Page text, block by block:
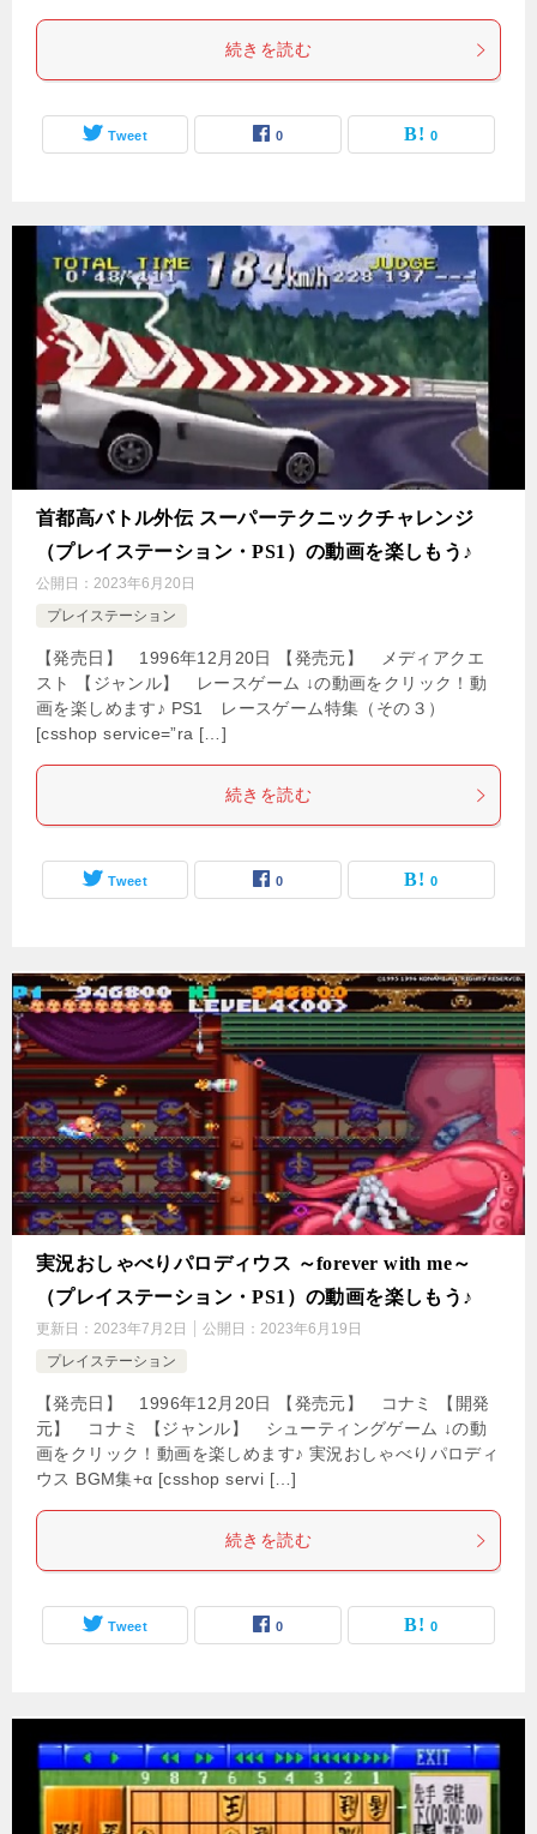
続きを読む
Tweet 0 0
首都高バトル外伝 スーパーテクニックチャレンジ
（プレイステーション・PS1）の動画を楽しもう♪
公開日： 2023年6月20日
プレイステーション
【発売日】 1996年12月20日 【発売元】 メディアクエ
スト 【ジャンル】 レースゲーム ↓の動画をクリック！動
画を楽しめます♪ PS1 レースゲーム特集（その３）
[csshop service=”ra […]
続きを読む
Tweet 0 0
実況おしゃべりパロディウス ～forever with me～
（プレイステーション・PS1）の動画を楽しもう♪
更新日： 2023年7月2日 公開日： 2023年6月19日
プレイステーション
【発売日】 1996年12月20日 【発売元】 コナミ 【開発
元】 コナミ 【ジャンル】 シューティングゲーム ↓の動
画をクリック！動画を楽しめます♪ 実況おしゃべりパロディ
ウス BGM集+α [csshop servi […]
続きを読む
Tweet 0 0